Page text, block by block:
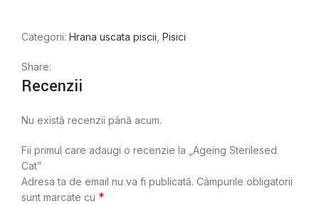
Categorii: Hrana uscata piscii Pisici
Share:
Recenzii
Nu există recenzii până acum.
Fii primul care adaugi o recenzie la „Ageing Sterilesed
Cat”
Adresa ta de email nu va fi publicată. Câmpurile obligatorii
sunt marcate cu *